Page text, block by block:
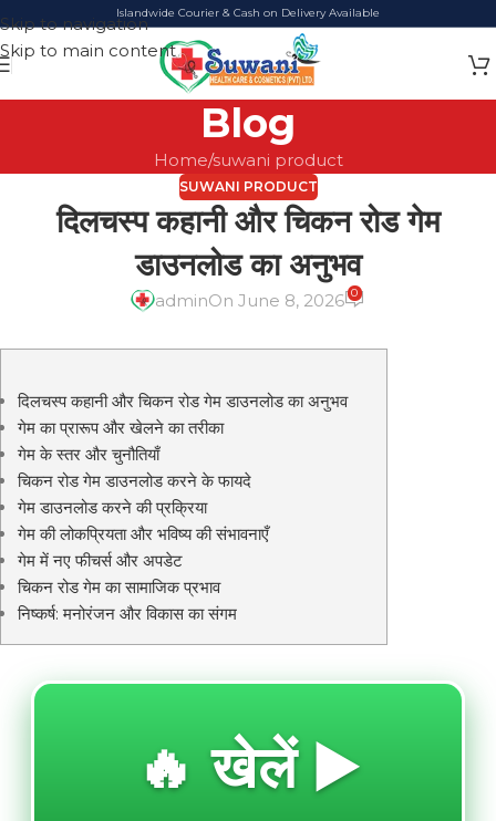
Skip to navigation
Skip to main content
Islandwide Courier & Cash on Delivery Available
Blog
Home suwani product
SUWANI PRODUCT
दिलचस्प कहानी और चिकन रोड गेम
डाउनलोड का अनुभव
adminOn June 8, 2026 0
दिलचस्प कहानी और चिकन रोड गेम डाउनलोड का अनुभव
गेम का प्रारूप और खेलने का तरीका
गेम के स्तर और चुनौतियाँ
चिकन रोड गेम डाउनलोड करने के फायदे
गेम डाउनलोड करने की प्रक्रिया
गेम की लोकप्रियता और भविष्य की संभावनाएँ
गेम में नए फीचर्स और अपडेट
चिकन रोड गेम का सामाजिक प्रभाव
निष्कर्ष: मनोरंजन और विकास का संगम
🔥 खेलें ▶️